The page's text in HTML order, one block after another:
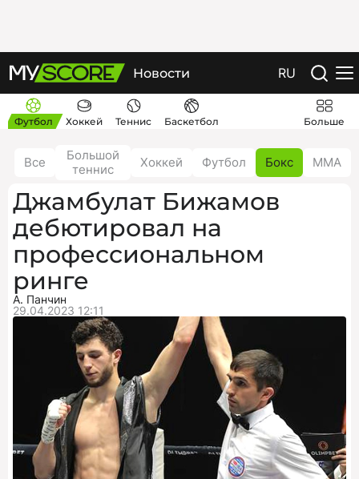
Новости RU
Футбол Хоккей Теннис Баскетбол Больше
Все
Большой
теннис
Хоккей Футбол Бокс ММА
Джамбулат Бижамов
дебютировал на
профессиональном
ринге
А. Панчин
29.04.2023 12:11